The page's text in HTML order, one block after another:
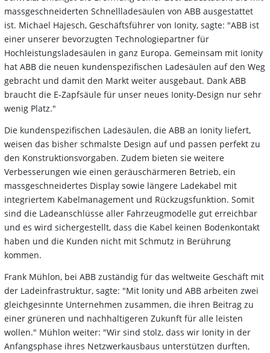
massgeschneiderten Schnellladesäulen von ABB ausgestattet
ist. Michael Hajesch, Geschäftsführer von Ionity, sagte: "ABB ist
einer unserer bevorzugten Technologiepartner für
Hochleistungsladesäulen in ganz Europa. Gemeinsam mit Ionity
hat ABB die neuen kundenspezifischen Ladesäulen auf den Weg
gebracht und damit den Markt weiter ausgebaut. Dank ABB
braucht die E-Zapfsäule für unser neues Ionity-Design nur sehr
wenig Platz."
Die kundenspezifischen Ladesäulen, die ABB an Ionity liefert,
weisen das bisher schmalste Design auf und passen perfekt zu
den Konstruktionsvorgaben. Zudem bieten sie weitere
Verbesserungen wie einen geräuschärmeren Betrieb, ein
massgeschneidertes Display sowie längere Ladekabel mit
integriertem Kabelmanagement und Rückzugsfunktion. Somit
sind die Ladeanschlüsse aller Fahrzeugmodelle gut erreichbar
und es wird sichergestellt, dass die Kabel keinen Bodenkontakt
haben und die Kunden nicht mit Schmutz in Berührung
kommen.
Frank Mühlon, bei ABB zuständig für das weltweite Geschäft mit
der Ladeinfrastruktur, sagte: "Mit Ionity und ABB arbeiten zwei
gleichgesinnte Unternehmen zusammen, die ihren Beitrag zu
einer grüneren und nachhaltigeren Zukunft für alle leisten
wollen." Mühlon weiter: "Wir sind stolz, dass wir Ionity in der
Anfangsphase ihres Netzwerkausbaus unterstützen durften,